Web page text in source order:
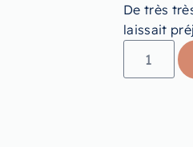
De très
laissait